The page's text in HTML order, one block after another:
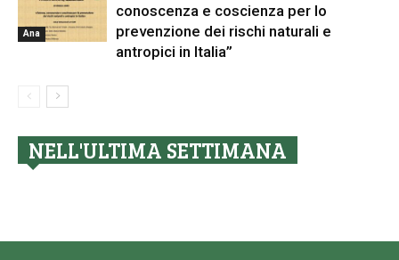
Ana
conoscenza e coscienza per lo
prevenzione dei rischi naturali e
antropici in Italia”
NELL'ULTIMA SETTIMANA